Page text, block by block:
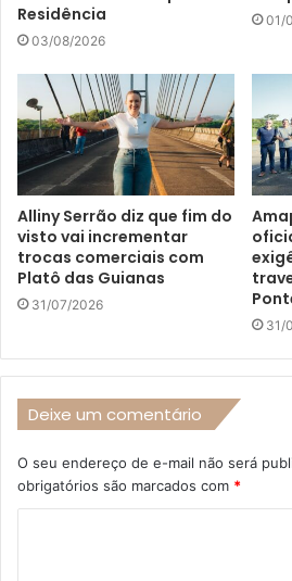
Residência
03/08/2026
01/
Alliny Serrão diz que fim do
visto vai incrementar
trocas comerciais com
Platô das Guianas
31/07/2026
31/
Deixe um comentário
O seu endereço de e-mail não será
obrigatórios são marcados com *